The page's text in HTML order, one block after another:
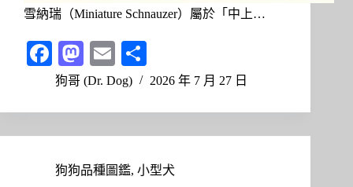
雪納瑞（Miniature Schnauzer）屬於「中上…
Fa
ce
ok
M
as
do
E
m
享
狗哥 (Dr. Dog) 2026 年 7 月 27 日
狗狗品種圖鑑, 小型犬